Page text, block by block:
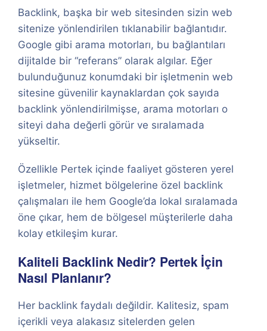
Backlink, başka bir web sitesinden sizin web
sitenize yönlendirilen tıklanabilir bağlantıdır.
Google gibi arama motorları, bu bağlantıları
dijitalde bir “referans” olarak algılar. Eğer
bulunduğunuz konumdaki bir işletmenin web
sitesine güvenilir kaynaklardan çok sayıda
backlink yönlendirilmişse, arama motorları o
siteyi daha değerli görür ve sıralamada
yükseltir.
Özellikle Pertek içinde faaliyet gösteren yerel
işletmeler, hizmet bölgelerine özel backlink
çalışmaları ile hem Google’da lokal sıralamada
öne çıkar, hem de bölgesel müşterilerle daha
kolay etkileşim kurar.
Kaliteli Backlink Nedir? Pertek İçin
Nasıl Planlanır?
Her backlink faydalı değildir. Kalitesiz, spam
içerikli veya alakasız sitelerden gelen